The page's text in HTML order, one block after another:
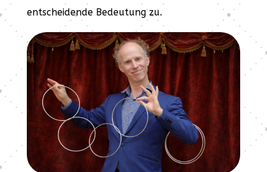
entscheidende Bedeutung zu.